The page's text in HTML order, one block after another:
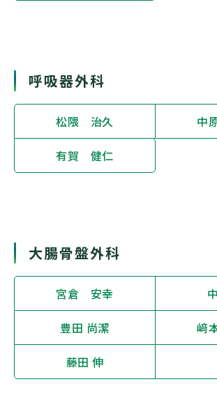
呼吸器外科
松隈 治久 中
有賀 健仁
大腸骨盤外科
宮倉 安幸
豊田 尚潔 﨑
藤田 伸